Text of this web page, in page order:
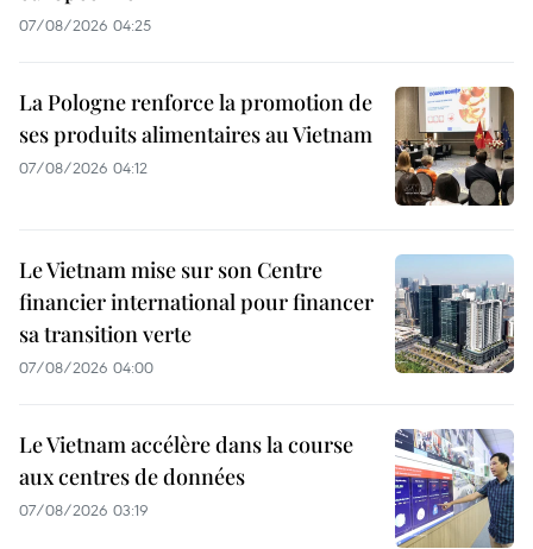
07/08/2026 04:25
La Pologne renforce la promotion de
ses produits alimentaires au Vietnam
07/08/2026 04:12
Le Vietnam mise sur son Centre
financier international pour financer
sa transition verte
07/08/2026 04:00
Le Vietnam accélère dans la course
aux centres de données
07/08/2026 03:19